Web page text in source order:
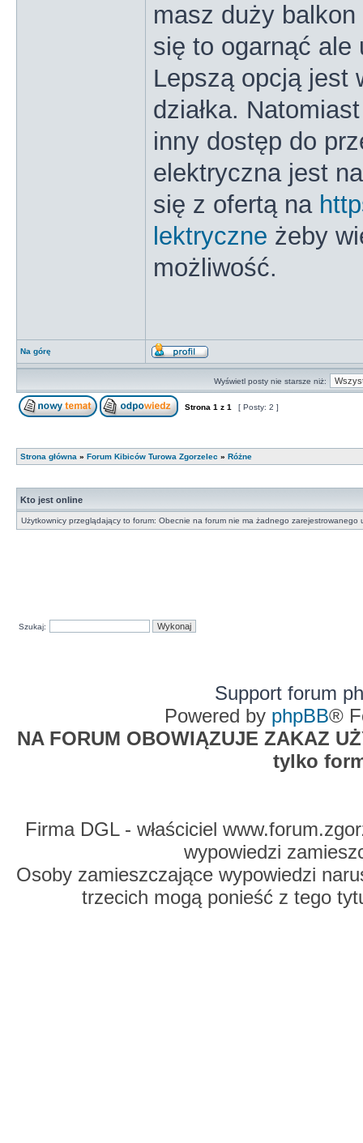
masz duży
się to ogarnąć
Lepszą opcją jest
działka.
inny dostęp do
elektryczna jest
się z ofertą na
lektryczne żeby
możliwość.
Na górę
Wyświetl posty nie starsze niż:
Strona 1 z 1 [ Posty: 2 ]
Strona główna » Forum Kibiców Turowa Zgorzelec » Różne
Kto jest online
Użytkownicy przeglądający to forum: Obecnie na forum nie ma żadnego zarejestrowanego
Szukaj:
Support forum
Powered by phpBB®
NA FORUM OBOWIĄZUJE ZAKAZ
tylko
Firma DGL - właściciel
wypowiedzi
Osoby zamieszczające wypowiedzi
trzecich mogą ponieść z tego